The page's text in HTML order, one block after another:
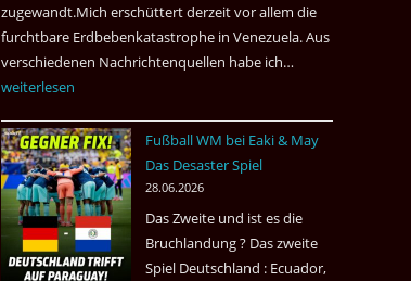
zugewandt.Mich erschüttert derzeit vor allem die
furchtbare Erdbebenkatastrophe in Venezuela. Aus
verschiedenen Nachrichtenquellen habe ich…
Venezuela
2026
weiterlesen
Fußball WM bei Eaki & May
Das Desaster Spiel
28.06.2026
Das Zweite und ist es die
Bruchlandung ? Das zweite
Spiel Deutschland : Ecuador,